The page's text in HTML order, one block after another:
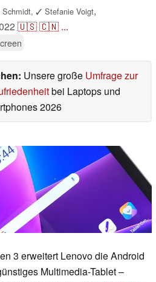
Schmidt, ✓ Stefanie Voigt,
🇺🇸🇨🇳 ...
Unsere große Umfrage zur
bei Laptops und
2026
3 erweitert Lenovo die Android
Multimedia-Tablet –